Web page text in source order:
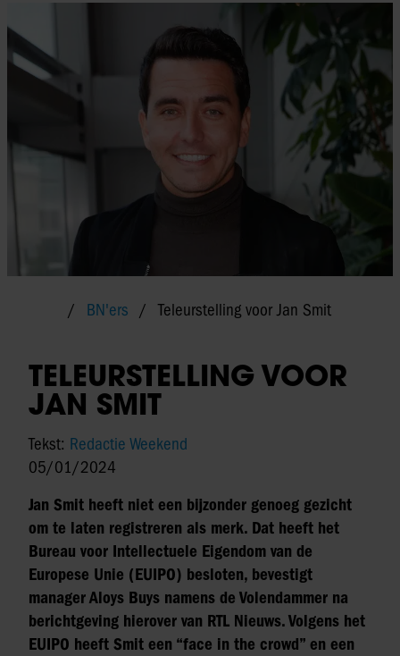
BN'ers Teleurstelling voor Jan Smit
TELEURSTELLING VOOR
JAN SMIT
Tekst: Redactie Weekend
05/01/2024
Jan Smit heeft niet een bijzonder genoeg gezicht
om te laten registreren als merk. Dat heeft het
Bureau voor Intellectuele Eigendom van de
Europese Unie (EUIPO) besloten, bevestigt
manager Aloys Buys namens de Volendammer na
berichtgeving hierover van RTL Nieuws. Volgens het
EUIPO heeft Smit een “face in the crowd” en een